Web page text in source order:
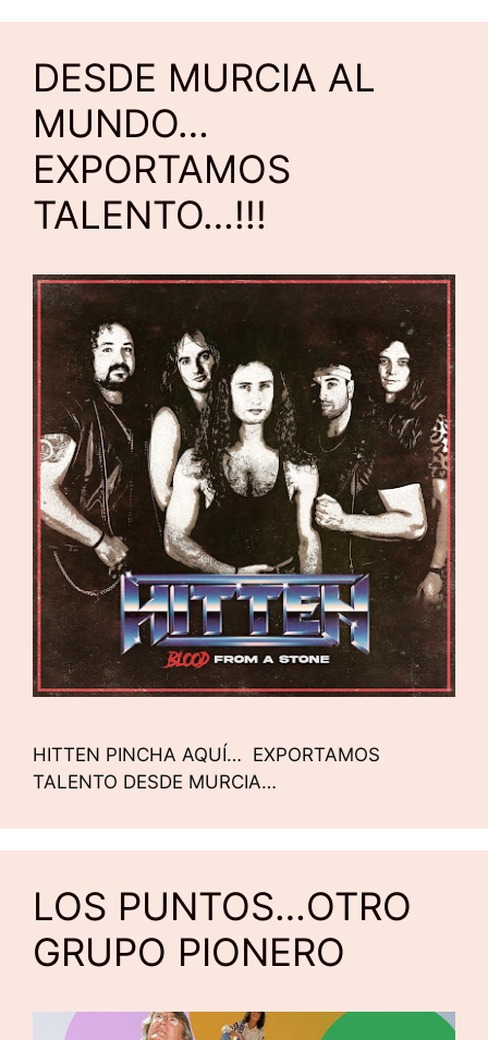
DESDE MURCIA AL
MUNDO…
EXPORTAMOS
TALENTO…!!!
HITTEN PINCHA AQUÍ… EXPORTAMOS
TALENTO DESDE MURCIA…
LOS PUNTOS…OTRO
GRUPO PIONERO